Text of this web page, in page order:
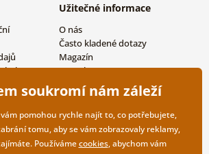
Užitečné informace
O nás
Často kladené dotazy
Magazín
Kontakty
Velkoobchodní spolupráce
soukromí nám záleží
pomohou rychle najít to, co potřebujete,
tomu, aby se vám zobrazovaly reklamy,
Používámecookies, abychom vám